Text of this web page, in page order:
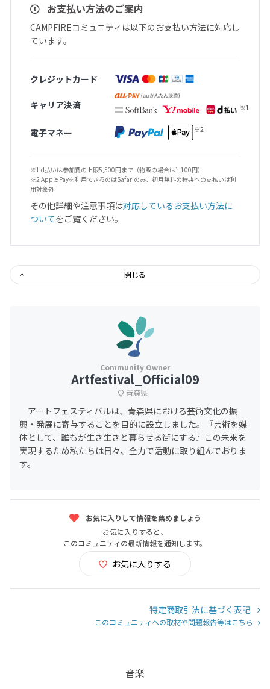
お支払い方法のご案内
CAMPFIREコミュニティは以下のお支払い方法に対応し
ています。
クレジットカード
キャリア決済
電子マネー
※1 d払いは参加費の上限5,500円まで（物販の場合は1,100円）
※2 Apple Payを利用できるのはSafariのみ、初月無料の特典への支払いは利
用対象外
その他詳細や注意事項は対応しているお支払い方法に
ついてをご覧ください。
閉じる
Artfestival_Official09
青森県
アートフェスティバルは、青森県における芸術文化の振
興・発展に寄与することを目的に設立しました。『芸術を媒
体として、誰もが生き生きと暮らせる街にする』この未来を
実現するため私たちは日々、全力で活動に取り組んでおりま
す。
お気に入りして情報を集めましょう
お気に入りすると、
このコミュニティの最新情報を通知します。
お気に入りする
特定商取引法に基づく表記
このコミュニティへの取材や問題報告等はこちら
音楽